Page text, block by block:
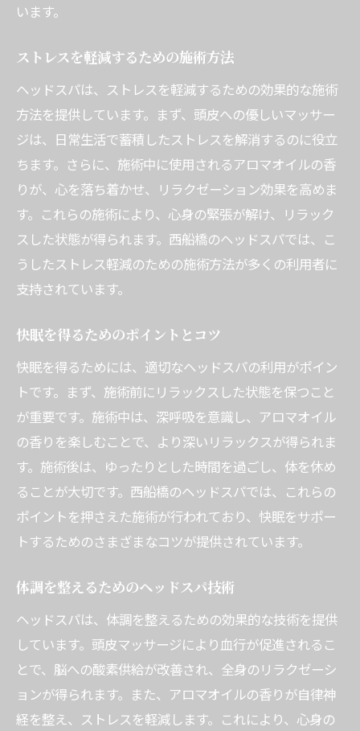
います。
ストレスを軽減するための施術方法
ヘッドスパは、ストレスを軽減するための効果的な施術
方法を提供しています。まず、頭皮への優しいマッサー
ジは、日常生活で蓄積したストレスを解消するのに役立
ちます。さらに、施術中に使用されるアロマオイルの香
りが、心を落ち着かせ、リラクゼーション効果を高めま
す。これらの施術により、心身の緊張が解け、リラック
スした状態が得られます。西船橋のヘッドスパでは、こ
うしたストレス軽減のための施術方法が多くの利用者に
支持されています。
快眠を得るためのポイントとコツ
快眠を得るためには、適切なヘッドスパの利用がポイン
トです。まず、施術前にリラックスした状態を保つこと
が重要です。施術中は、深呼吸を意識し、アロマオイル
の香りを楽しむことで、より深いリラックスが得られま
す。施術後は、ゆったりとした時間を過ごし、体を休め
ることが大切です。西船橋のヘッドスパでは、これらの
ポイントを押さえた施術が行われており、快眠をサポー
トするためのさまざまなコツが提供されています。
体調を整えるためのヘッドスパ技術
ヘッドスパは、体調を整えるための効果的な技術を提供
しています。頭皮マッサージにより血行が促進されるこ
とで、脳への酸素供給が改善され、全身のリラクゼーシ
ョンが得られます。また、アロマオイルの香りが自律神
経を整え、ストレスを軽減します。これにより、心身の